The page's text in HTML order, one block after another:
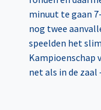
minuut te gaan
nog twee
speelden het
Kampioenschap
net als in de zaal